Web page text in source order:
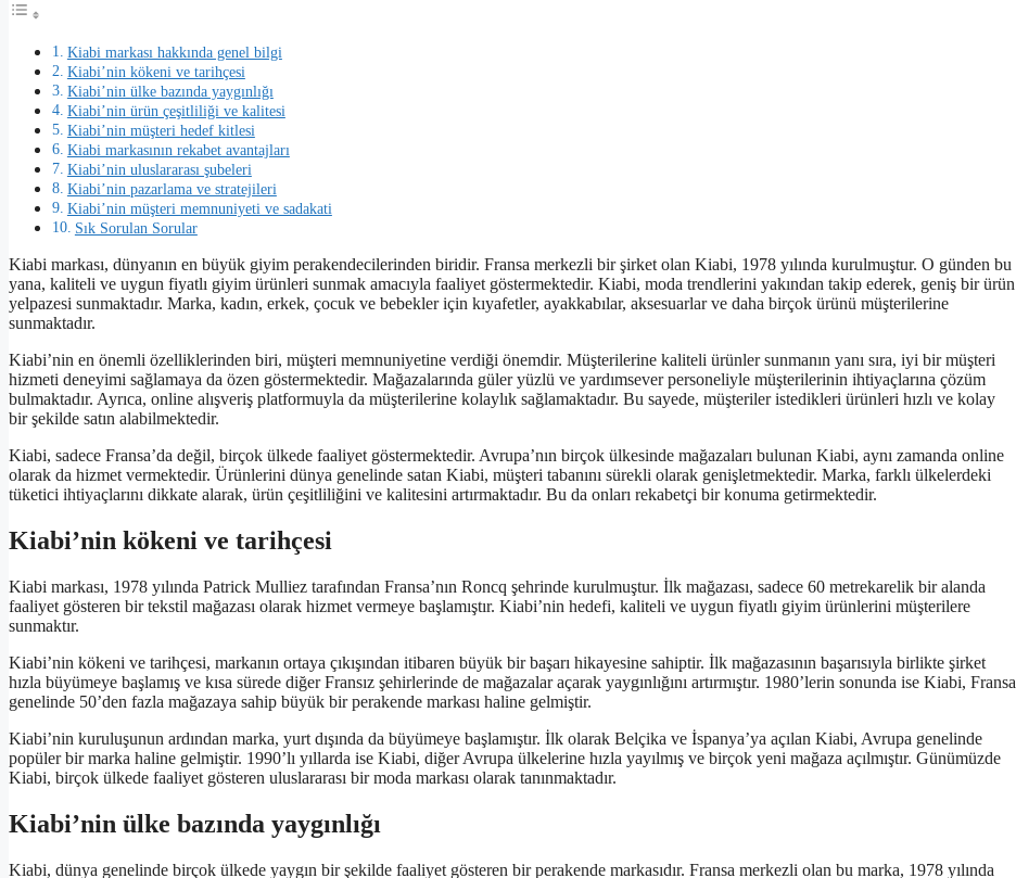
Kiabi markası hakkında genel bilgi
Kiabi’nin kökeni ve tarihçesi
Kiabi’nin ülke bazında yaygınlığı
Kiabi’nin ürün çeşitliliği ve kalitesi
Kiabi’nin müşteri hedef kitlesi
Kiabi markasının rekabet avantajları
Kiabi’nin uluslararası şubeleri
Kiabi’nin pazarlama ve stratejileri
Kiabi’nin müşteri memnuniyeti ve sadakati
Sık Sorulan Sorular
Kiabi markası, dünyanın en büyük giyim perakendecilerinden biridir. Fransa merkezli bir şirket olan Kiabi, 1978 yılında kurulmuştur. O günden bu
yana, kaliteli ve uygun fiyatlı giyim ürünleri sunmak amacıyla faaliyet göstermektedir. Kiabi, moda trendlerini yakından takip ederek, geniş bir ürün
yelpazesi sunmaktadır. Marka, kadın, erkek, çocuk ve bebekler için kıyafetler, ayakkabılar, aksesuarlar ve daha birçok ürünü müşterilerine
sunmaktadır.
Kiabi’nin en önemli özelliklerinden biri, müşteri memnuniyetine verdiği önemdir. Müşterilerine kaliteli ürünler sunmanın yanı sıra, iyi bir müşteri
hizmeti deneyimi sağlamaya da özen göstermektedir. Mağazalarında güler yüzlü ve yardımsever personeliyle müşterilerinin ihtiyaçlarına çözüm
bulmaktadır. Ayrıca, online alışveriş platformuyla da müşterilerine kolaylık sağlamaktadır. Bu sayede, müşteriler istedikleri ürünleri hızlı ve kolay
bir şekilde satın alabilmektedir.
Kiabi, sadece Fransa’da değil, birçok ülkede faaliyet göstermektedir. Avrupa’nın birçok ülkesinde mağazaları bulunan Kiabi, aynı zamanda online
olarak da hizmet vermektedir. Ürünlerini dünya genelinde satan Kiabi, müşteri tabanını sürekli olarak genişletmektedir. Marka, farklı ülkelerdeki
tüketici ihtiyaçlarını dikkate alarak, ürün çeşitliliğini ve kalitesini artırmaktadır. Bu da onları rekabetçi bir konuma getirmektedir.
Kiabi’nin kökeni ve tarihçesi
Kiabi markası, 1978 yılında Patrick Mulliez tarafından Fransa’nın Roncq şehrinde kurulmuştur. İlk mağazası, sadece 60 metrekarelik bir alanda
faaliyet gösteren bir tekstil mağazası olarak hizmet vermeye başlamıştır. Kiabi’nin hedefi, kaliteli ve uygun fiyatlı giyim ürünlerini müşterilere
sunmaktır.
Kiabi’nin kökeni ve tarihçesi, markanın ortaya çıkışından itibaren büyük bir başarı hikayesine sahiptir. İlk mağazasının başarısıyla birlikte şirket
hızla büyümeye başlamış ve kısa sürede diğer Fransız şehirlerinde de mağazalar açarak yaygınlığını artırmıştır. 1980’lerin sonunda ise Kiabi, Fransa
genelinde 50’den fazla mağazaya sahip büyük bir perakende markası haline gelmiştir.
Kiabi’nin kuruluşunun ardından marka, yurt dışında da büyümeye başlamıştır. İlk olarak Belçika ve İspanya’ya açılan Kiabi, Avrupa genelinde
popüler bir marka haline gelmiştir. 1990’lı yıllarda ise Kiabi, diğer Avrupa ülkelerine hızla yayılmış ve birçok yeni mağaza açılmıştır. Günümüzde
Kiabi, birçok ülkede faaliyet gösteren uluslararası bir moda markası olarak tanınmaktadır.
Kiabi’nin ülke bazında yaygınlığı
Kiabi, dünya genelinde birçok ülkede yaygın bir şekilde faaliyet gösteren bir perakende markasıdır. Fransa merkezli olan bu marka, 1978 yılında